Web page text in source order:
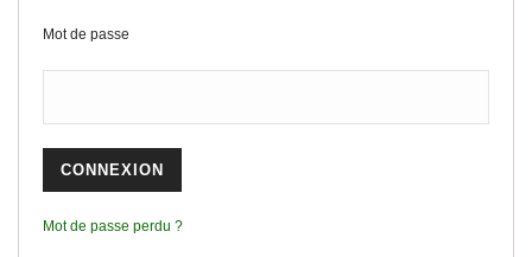
Mot de passe
Mot de passe perdu ?